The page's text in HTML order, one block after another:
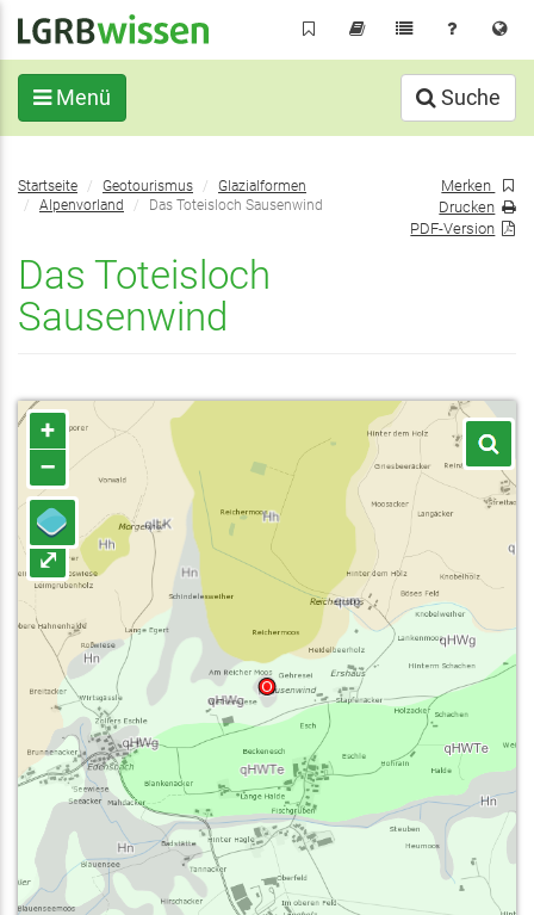
Inhalt
Menü Suche
Sie
befinden
Startseite Geotourismus
Glazialformen
Alpenvorland
Das Toteisloch Sausenwind
Das Toteisloch
Sausenwind
Merken
Drucken
PDF-Version
+
–
⤢